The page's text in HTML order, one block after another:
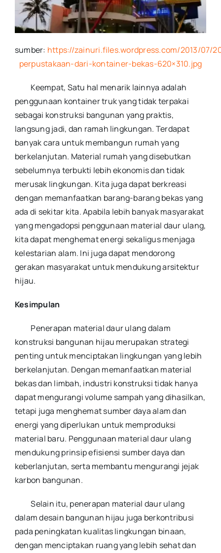
sumber: https://zainuri.files.wordpress.com/2013/07/
perpustakaan-dari-kontainer-bekas-620×310.jpg
Keempat, Satu hal menarik lainnya adalah
penggunaan kontainer truk yang tidak terpakai
sebagai konstruksi bangunan yang praktis,
langsung jadi, dan ramah lingkungan. Terdapat
banyak cara untuk membangun rumah yang
berkelanjutan. Material rumah yang disebutkan
sebelumnya terbukti lebih ekonomis dan tidak
merusak lingkungan. Kita juga dapat berkreasi
dengan memanfaatkan barang-barang bekas yang
ada di sekitar kita. Apabila lebih banyak masyarakat
yang mengadopsi penggunaan material daur ulang,
kita dapat menghemat energi sekaligus menjaga
kelestarian alam. Ini juga dapat mendorong
gerakan masyarakat untuk mendukung arsitektur
hijau.
Kesimpulan
Penerapan material daur ulang dalam
konstruksi bangunan hijau merupakan strategi
penting untuk menciptakan lingkungan yang lebih
berkelanjutan. Dengan memanfaatkan material
bekas dan limbah, industri konstruksi tidak hanya
dapat mengurangi volume sampah yang dihasilkan,
tetapi juga menghemat sumber daya alam dan
energi yang diperlukan untuk memproduksi
material baru. Penggunaan material daur ulang
mendukung prinsip efisiensi sumber daya dan
keberlanjutan, serta membantu mengurangi jejak
karbon bangunan.
Selain itu, penerapan material daur ulang
dalam desain bangunan hijau juga berkontribusi
pada peningkatan kualitas lingkungan binaan,
dengan menciptakan ruang yang lebih sehat dan